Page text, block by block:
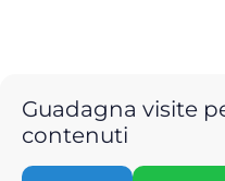
Guadagna visite
contenuti